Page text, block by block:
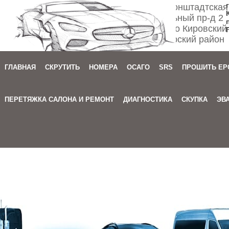
Спб ул.
Мебельный пр-д 2
м. Автово
Приморский район
ГЛАВНАЯ СКРУТИТЬ НОМЕРА ОСАГО SRS ПРОШИТЬ
ПЕРЕТЯЖКА САЛОНА И РЕМОНТ ДИАГНОСТИКА СКУПКА